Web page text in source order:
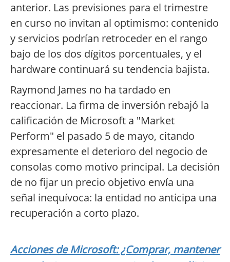
anterior. Las previsiones para el trimestre
en curso no invitan al optimismo: contenido
y servicios podrían retroceder en el rango
bajo de los dos dígitos porcentuales, y el
hardware continuará su tendencia bajista.
Raymond James no ha tardado en
reaccionar. La firma de inversión rebajó la
calificación de Microsoft a "Market
Perform" el pasado 5 de mayo, citando
expresamente el deterioro del negocio de
consolas como motivo principal. La decisión
de no fijar un precio objetivo envía una
señal inequívoca: la entidad no anticipa una
recuperación a corto plazo.
Acciones de Microsoft: ¿Comprar, mantener